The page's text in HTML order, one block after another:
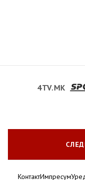
4TV.MK
КонтактИмпресум